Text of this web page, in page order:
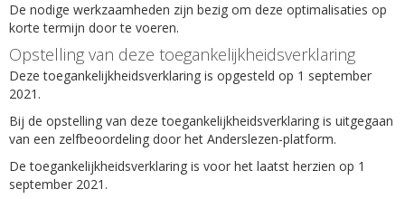
De nodige werkzaamheden zijn bezig om deze optimalisaties op
korte termijn door te voeren.
Opstelling van deze toegankelijkheidsverklaring
Deze toegankelijkheidsverklaring is opgesteld op 1 september
2021.
Bij de opstelling van deze toegankelijkheidsverklaring is uitgegaan
van een zelfbeoordeling door het Anderslezen-platform.
De toegankelijkheidsverklaring is voor het laatst herzien op 1
september 2021.